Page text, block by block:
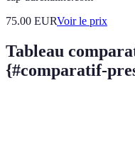
75.00 EURVoir le prix
Tableau
{#comparatif-